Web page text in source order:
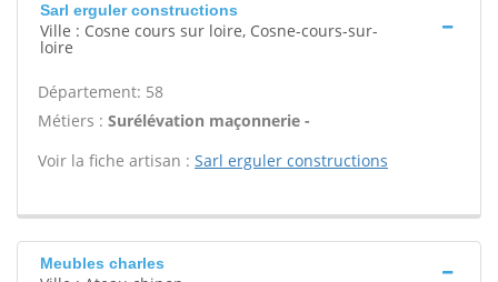
Sarl erguler constructions
Ville : Cosne cours sur loire, Cosne-cours-sur-
loire
Département: 58
Métiers : Surélévation maçonnerie -
Voir la fiche artisan : Sarl erguler constructions
Meubles charles